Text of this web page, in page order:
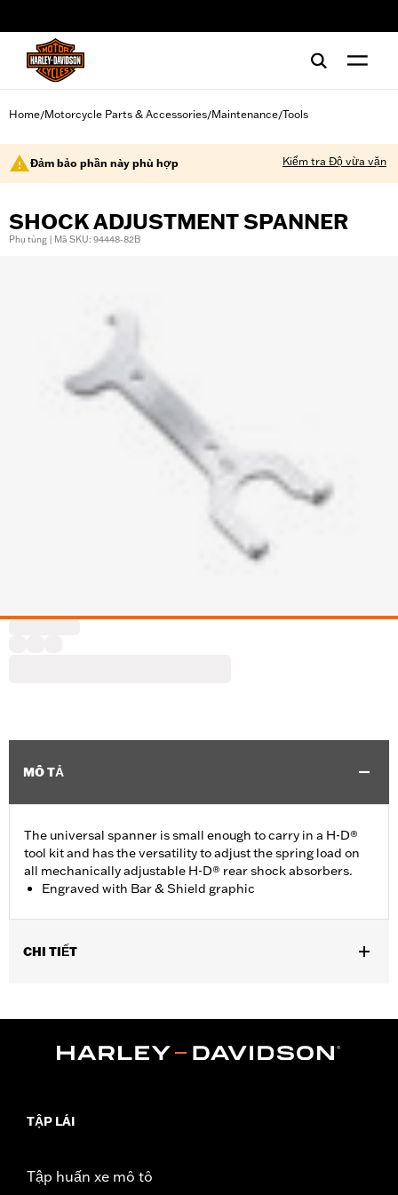
Home/Motorcycle Parts & Accessories/Maintenance/Tools
Đảm bảo phần này phù hợp Kiểm tra Độ vừa vặn
SHOCK ADJUSTMENT SPANNER
Phụ tùng | Mã SKU: 94448-82B
MÔ TẢ
The universal spanner is small enough to carry in a H-D®
tool kit and has the versatility to adjust the spring load on
all mechanically adjustable H-D® rear shock absorbers.
Engraved with Bar & Shield graphic
CHI TIẾT
54000076, 54000077 or Dyna® models with Premium Emulsion
Shocks P/N 54000066.
WARRANTY:
TẬP LÁI
Tập huấn xe mô tô